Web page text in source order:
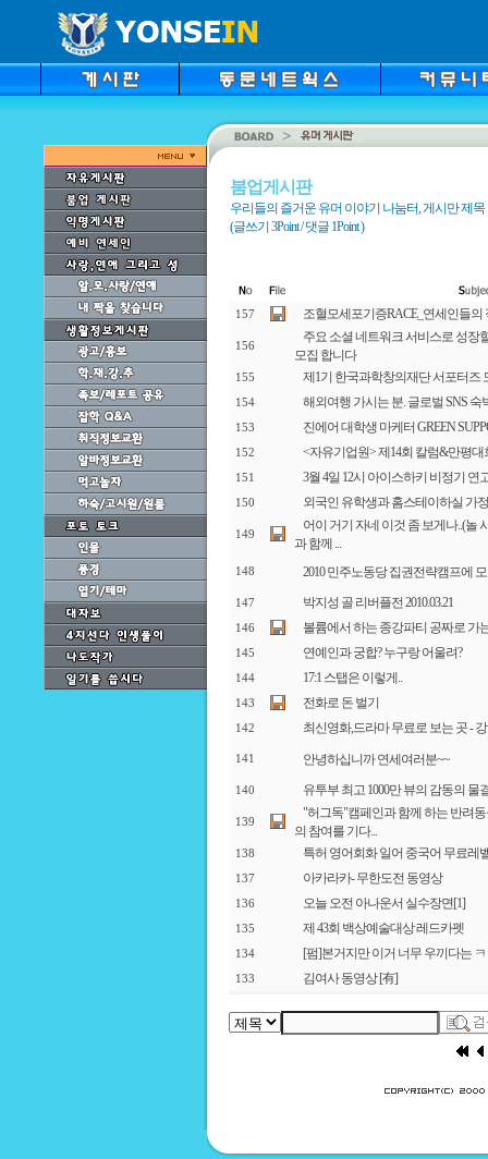
붐업게시판
우리들의 즐거운 유머 이야기 나눔터, 게시만 제
(글쓰기 3Point / 댓글 1Point )
157 조혈모세포기증RACE_연세인들
156
주요 소셜 네트워크 서비스로 성장
모집 합니다
155 제1기 한국과학창의재단 서포터즈
154 해외여행 가시는 분. 글로벌 SNS
153 진에어 대학생 마케터 GREEN
152 <자유기업원> 제14회 칼럼&만평대
151 3월 4일 12시 아이스하키 비정기 연
150 외국인 유학생과 홈스테이하실 가
149
어이 거기 자네 이것 좀 보게나..(놀
과 함께 ...
148 2010 민주노동당 집권전략캠프에
147 박지성 골 리버플전 2010.03.21
146 볼륨에서 하는 종강파티 공짜로 가
145 연예인과 궁합? 누구랑 어울려?
144 17:1 스탭은 이렇게..
143 전화로 돈 벌기
142 최신영화,드라마 무료로 보는 곳 -
141 안녕하십니까 연세여러분~~
140 유투부 최고 1000만 뷰의 감동의 물
139
"허그독"캠페인과 함께 하는 반려
의 참여를 기다...
138 특허 영어회화 일어 중국어 무료레
137 아카라카- 무한도전 동영상
136 오늘 오전 아나운서 실수장면 [1]
135 제 43회 백상예술대상 레드카펫
134 [펌]본거지만 이거 너무 우끼다는
133 김여사 동영상 [有]